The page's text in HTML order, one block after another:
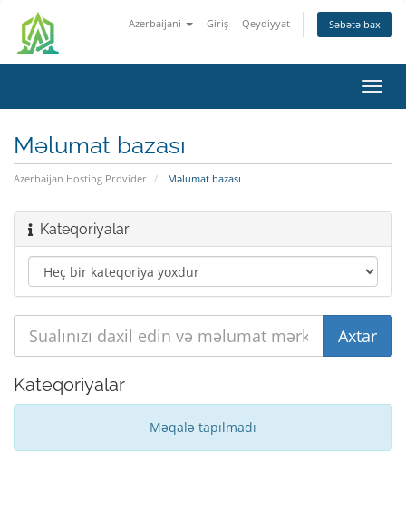
Azerbaijani Giriş Qeydiyyat Səbətə bax
keçid
Məlumat bazası
Azerbaijan Hosting Provider Məlumat bazası
Kateqoriyalar
Kateqoriyalar
Məqalə tapılmadı